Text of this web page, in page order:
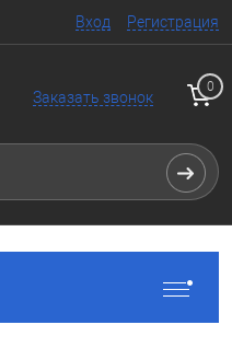
Вход Регистрация
Заказать звонок
0